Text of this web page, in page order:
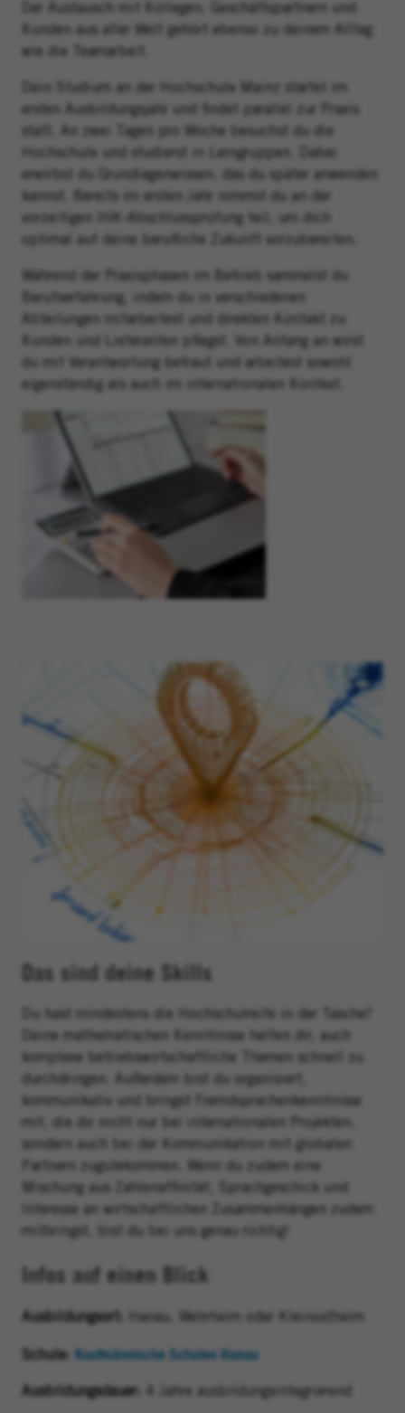
Der Austausch mit Kollegen, Geschäftspartnern und
Kunden aus aller Welt gehört ebenso zu deinem Alltag
wie die Teamarbeit.
Dein Studium an der Hochschule Mainz startet im
ersten Ausbildungsjahr und findet parallel zur Praxis
statt. An zwei Tagen pro Woche besuchst du die
Hochschule und studierst in Lerngruppen. Dabei
erwirbst du Grundlagenwissen, das du später anwenden
kannst. Bereits im ersten Jahr nimmst du an der
vorzeitigen IHK-Abschlussprüfung teil, um dich
optimal auf deine berufliche Zukunft vorzubereiten.
Während der Praxisphasen im Betrieb sammelst du
Berufserfahrung, indem du in verschiedenen
Abteilungen mitarbeitest und direkten Kontakt zu
Kunden und Lieferanten pflegst. Von Anfang an wirst
du mit Verantwortung betraut und arbeitest sowohl
eigenständig als auch im internationalen Kontext.
Das sind deine Skills
Deine mathematischen Kenntnisse helfen dir, auch
komplexe betriebswirtschaftliche Themen schnell zu
durchdringen. Außerdem bist du organisiert,
kommunikativ und bringst Fremdsprachenkenntnisse
mit, die dir nicht nur bei internationalen Projekten,
sondern auch bei der Kommunikation mit globalen
Partnern zugutekommen. Wenn du zudem eine
Infos auf einen Blick
Ausbildungsort:
Kaufmännische Schulen Hanau
Ausbildungsdauer: